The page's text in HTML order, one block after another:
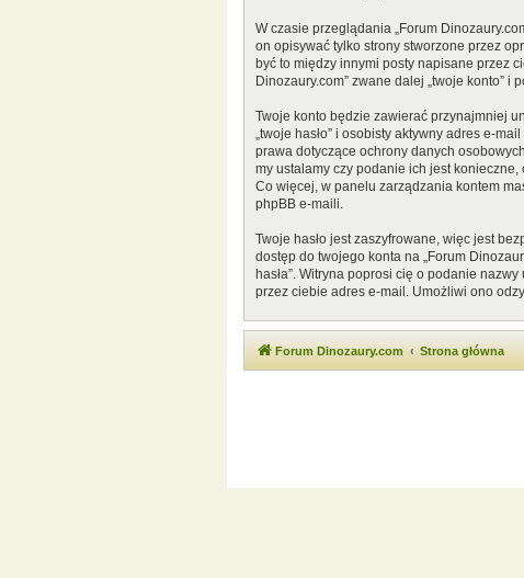
W czasie przeglądania „Forum
on opisywać tylko strony stworzone przez
być to między innymi posty napisane przez
Dinozaury.com” zwane dalej „twoje konto”
Twoje konto będzie zawierać przynajmniej
„twoje hasło” i osobisty aktywny adres e-
prawa dotyczące ochrony danych
my ustalamy czy podanie ich jest
Co więcej, w panelu zarządzania kontem
phpBB e-maili.
Twoje hasło jest zaszyfrowane, więc jest
dostęp do twojego konta na „Forum
hasła”. Witryna poprosi cię o podanie
przez ciebie adres e-mail. Umożliwi ono
Forum Dinozaury.com Strona główna